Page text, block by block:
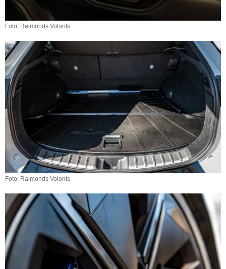
Foto: Raimonds Volonts
Foto: Raimonds Volonts